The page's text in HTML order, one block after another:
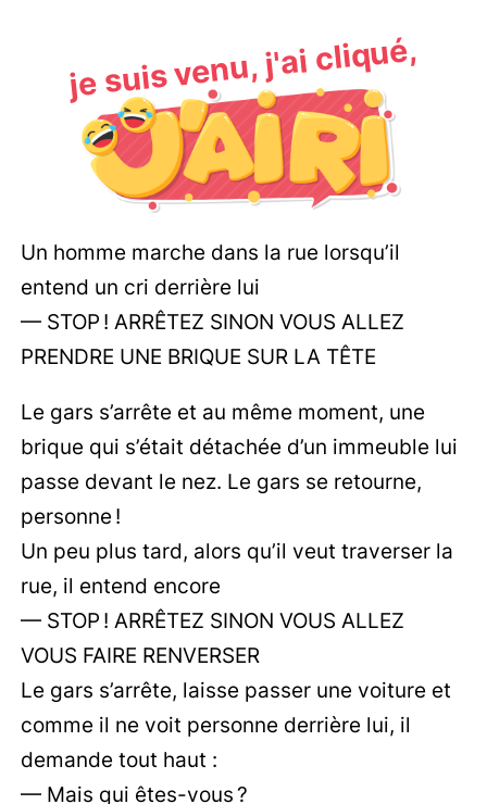
je suis venu, j'ai cliqué,
Un homme marche dans la rue lorsqu’il
entend un cri derrière lui
— STOP ! ARRÊTEZ SINON VOUS ALLEZ
PRENDRE UNE BRIQUE SUR LA TÊTE
Le gars s’arrête et au même moment, une
brique qui s’était détachée d’un immeuble lui
passe devant le nez. Le gars se retourne,
personne !
Un peu plus tard, alors qu’il veut traverser la
rue, il entend encore
— STOP ! ARRÊTEZ SINON VOUS ALLEZ
VOUS FAIRE RENVERSER
Le gars s’arrête, laisse passer une voiture et
comme il ne voit personne derrière lui, il
demande tout haut :
— Mais qui êtes-vous ?